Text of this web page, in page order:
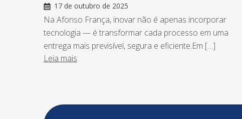
17 de outubro de 2025
Na Afonso França, inovar não é apenas incorporar
tecnologia — é transformar cada processo em uma
entrega mais previsível, segura e eficiente.Em […]
Leia mais